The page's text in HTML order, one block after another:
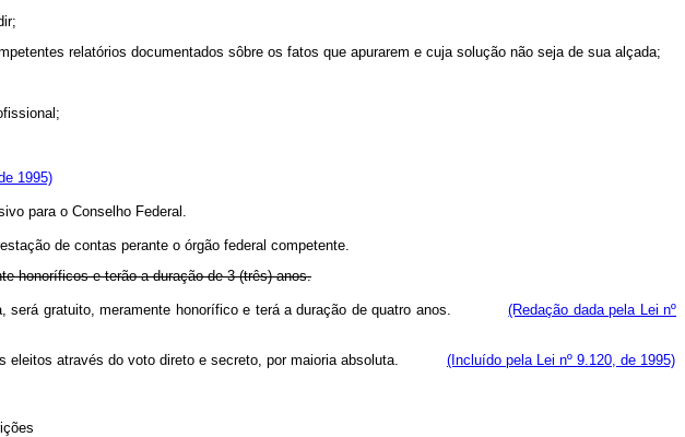
relatórios documentados sôbre os fatos que apurarem e cuja solução não seja de sua alçada;
1995)
para o Conselho Federal.
de contas perante o órgão federal competente.
honoríficos e terão a duração de 3 (três) anos.
será gratuito, meramente honorífico e terá a duração de quatro anos.(Redação dada pela Lei nº
eleitos através do voto direto e secreto, por maioria absoluta. (Incluído pela Lei nº 9.120, de 1995)